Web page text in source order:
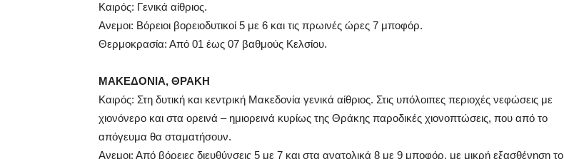
Καιρός: Γενικά αίθριος.
Ανεμοι: Βόρειοι βορειοδυτικοί 5 με 6 και τις πρωινές ώρες 7 μποφόρ.
Θερμοκρασία: Από 01 έως 07 βαθμούς Κελσίου.
ΜΑΚΕΔΟΝΙΑ, ΘΡΑΚΗ
Καιρός: Στη δυτική και κεντρική Μακεδονία γενικά αίθριος. Στις υπόλοιπες περιοχές νεφώσεις με
χιονόνερο και στα ορεινά – ημιορεινά κυρίως της Θράκης παροδικές χιονοπτώσεις, που από το
απόγευμα θα σταματήσουν.
Ανεμοι: Από βόρειες διευθύνσεις 5 με 7 και στα ανατολικά 8 με 9 μποφόρ, με μικρή εξασθένηση το